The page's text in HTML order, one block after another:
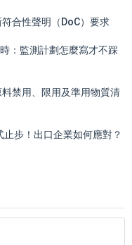
合性聲明（DoC）要求
：監測計劃怎麼寫才不踩
禁用、限用及準用物質清
步！出口企業如何應對？